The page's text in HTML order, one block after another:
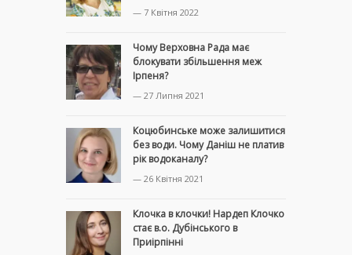
— 7 Квітня 2022
Чому Верховна Рада має
блокувати збільшення меж
Ірпеня?
— 27 Липня 2021
Коцюбинське може залишитися
без води. Чому Даніш не платив
рік водоканалу?
— 26 Квітня 2021
Клочка в клочки! Нардеп Клочко
стає в.о. Дубінського в
Приірпінні